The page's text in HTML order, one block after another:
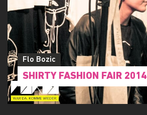
Flo Bozic
SHIRTY FASHION FAIR 2014